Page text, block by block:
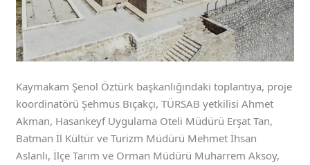
Kaymakam Şenol Öztürk başkanlığındaki toplantıya, proje
koordinatörü Şehmus Bıçakçı, TÜRSAB yetkilisi Ahmet
Akman, Hasankeyf Uygulama Oteli Müdürü Erşat Tan,
Batman İl Kültür ve Turizm Müdürü Mehmet İhsan
Aslanlı, İlçe Tarım ve Orman Müdürü Muharrem Aksoy,